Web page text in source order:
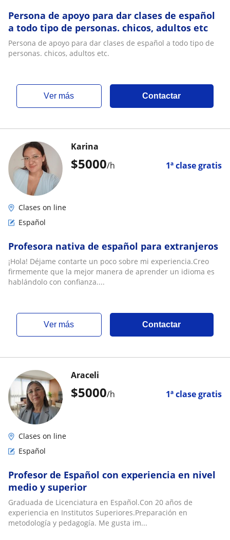
Persona de apoyo para dar clases de español
a todo tipo de personas. chicos, adultos etc
Persona de apoyo para dar clases de español a todo tipo de
personas. chicos, adultos etc.
ver más Contactar
$5000/h 1ª clase gratis
Karina
Clases on line
Español
Profesora nativa de español para extranjeros
¡Hola! Déjame contarte un poco sobre mi experiencia.Creo
firmemente que la mejor manera de aprender un idioma es
hablándolo con confianza....
ver más Contactar
$5000/h 1ª clase gratis
Araceli
Clases on line
Español
Profesor de Español con experiencia en nivel
medio y superior
Graduada de Licenciatura en Español.Con 20 años de
experiencia en Institutos Superiores.Preparación en
metodología y pedagogía. Me gusta im...